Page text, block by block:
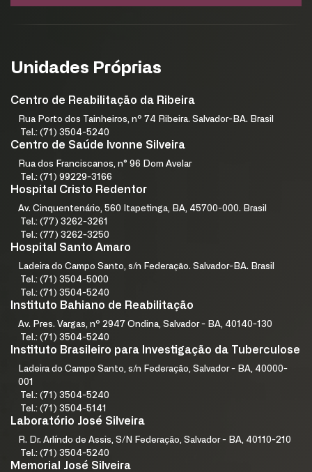
Unidades Próprias
Centro de Reabilitação da Ribeira
Rua Porto dos Tainheiros, nº 74 Ribeira. Salvador-BA. Brasil
Tel.: (71) 3504-5240
Centro de Saúde Ivonne Silveira
Rua dos Franciscanos, n° 96 Dom Avelar
Tel.: (71) 99229-3166
Hospital Cristo Redentor
Av. Cinquentenário, 560 Itapetinga, BA, 45700-000. Brasil
Tel.: (77) 3262-3261
Tel.: (77) 3262-3250
Hospital Santo Amaro
Ladeira do Campo Santo, s/n Federação. Salvador-BA. Brasil
Tel.: (71) 3504-5000
Tel.: (71) 3504-5240
Instituto Bahiano de Reabilitação
Av. Pres. Vargas, nº 2947 Ondina, Salvador - BA, 40140-130
Tel.: (71) 3504-5240
Instituto Brasileiro para Investigação da Tuberculose
Ladeira do Campo Santo, s/n Federação, Salvador - BA, 40000-
001
Tel.: (71) 3504-5240
Tel.: (71) 3504-5141
Laboratório José Silveira
R. Dr. Arlíndo de Assis, S/N Federação, Salvador - BA, 40110-210
Tel.: (71) 3504-5240
Memorial José Silveira
Cadastrar